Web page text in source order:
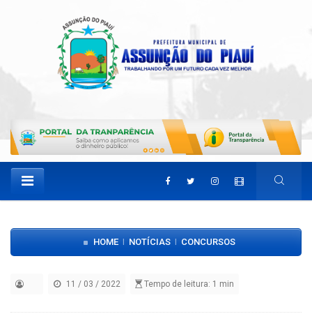
HOME NOTÍCIAS CONCURSOS
11 / 03 / 2022 Tempo de leitura: 1 min